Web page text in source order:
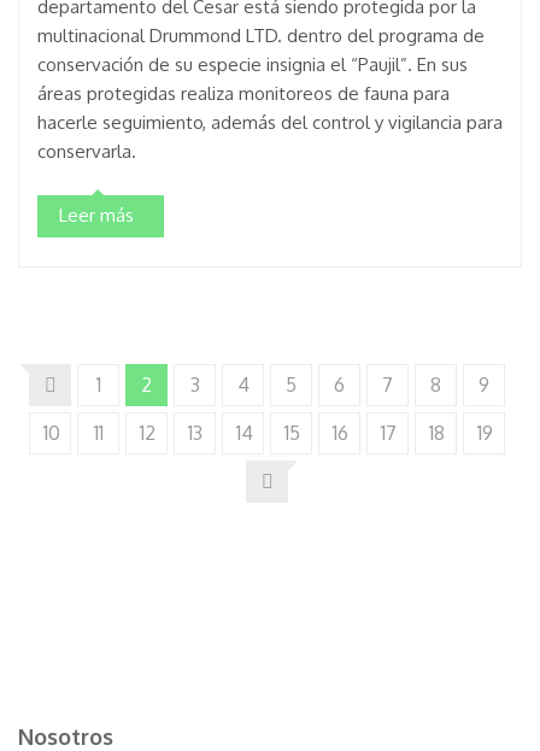
departamento del Cesar está siendo protegida por la
multinacional Drummond LTD. dentro del programa de
conservación de su especie insignia el “Paujil”. En sus
áreas protegidas realiza monitoreos de fauna para
hacerle seguimiento, además del control y vigilancia para
conservarla.
Leer más
1 2 3 4 5 6 7 8
9
10
11 12 13 14 15 16 17 18 19
Nosotros